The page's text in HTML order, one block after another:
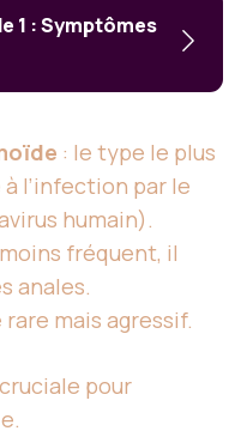
1 : Symptômes
: le type le plus
l’infection par le
humain).
fréquent, il
anales.
mais agressif.
pour